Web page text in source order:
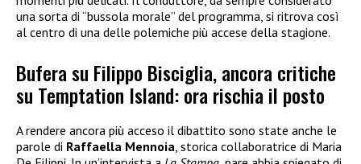
una sorta di “bussola morale” del programma, si ritrova così
al centro di una delle polemiche più accese della stagione.
Bufera su Filippo Bisciglia, ancora critiche
su Temptation Island: ora rischia il posto
A rendere ancora più acceso il dibattito sono state anche le
parole di Raffaella Mennoia , storica collaboratrice di Maria